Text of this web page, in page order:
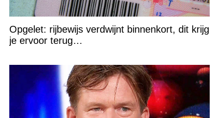
Opgelet: rijbewijs verdwijnt binnenkort, dit krijg
je ervoor terug…